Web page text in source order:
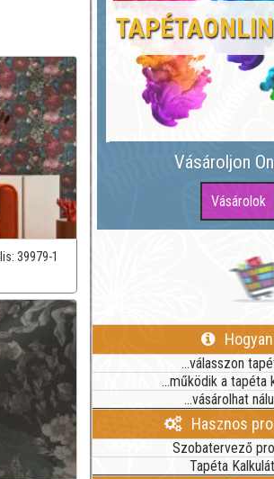
39979-1
Vásároljon
...válasszon
...működik a tapéta
...vásárolhat
Hasznos
Szobatervező
Tapéta